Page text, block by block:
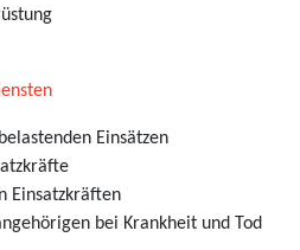
Einsätzen
Einsatzkräften
bei Krankheit und Tod